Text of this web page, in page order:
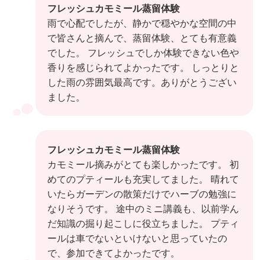
フレッシュカモミール蒸留体験
雨で心配でしたが、静かで穏やかな空間の中
で皆さんと摘んで、蒸留体験、とても有意義
でした。 フレッシュでしか体験できない色や
香りを感じられてよかったです。 しっとりと
した雨の雰囲気最高です。ありがとうござい
ました。
フレッシュカモミール蒸留体験
カモミール摘みがとても楽しかったです。 初
めてのプティールも充実してました。 晴れて
いたらガーデンの散策だけでハーブの勉強に
なりそうです。 途中のミニ講義も、以前学ん
だ知識の掘り起こしに役立ちました。 プティ
ールは車でないといけないと思っていたの
で、参加できてよかったです。